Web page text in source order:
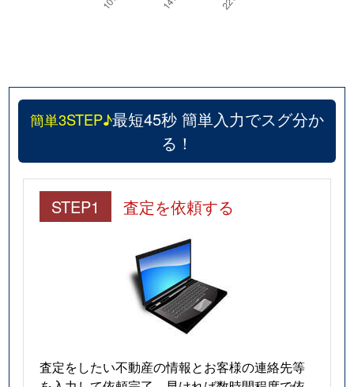
簡単3STEP♪最短45秒 簡単入力でスグ分か
る！
STEP1 査定を依頼する
査定をしたい不動産の情報とお客様の連絡先等